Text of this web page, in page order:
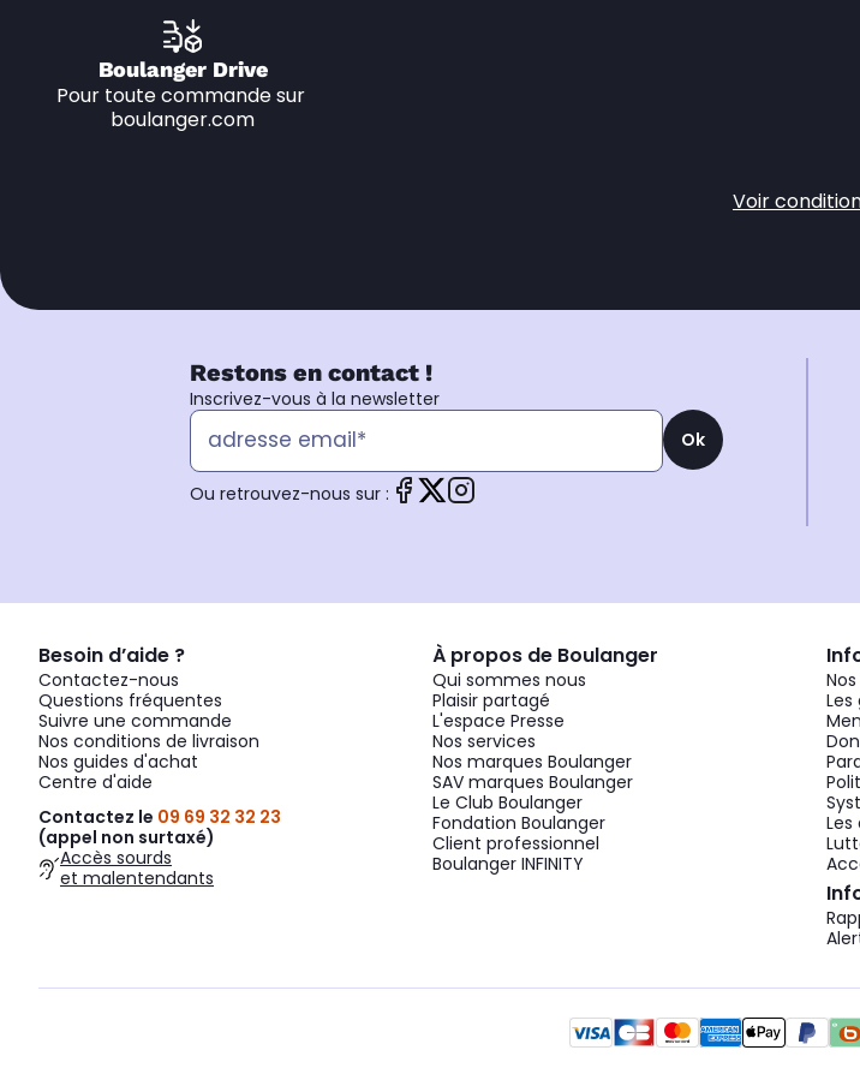
Boulanger Drive
Pour toute commande sur
boulanger.com
Voir
Restons en contact !
Inscrivez-vous à la newsletter
Ok
Ou retrouvez-nous sur :
Besoin d’aide ?
Contactez-nous
Questions fréquentes
Suivre une commande
Nos conditions de livraison
Nos guides d'achat
Centre d'aide
Contactez le 09 69 32 32 23
(appel non surtaxé)
Accès sourds
et malentendants
À propos de Boulanger
Qui sommes nous
Plaisir partagé
L'espace Presse
Nos services
Nos marques Boulanger
SAV marques Boulanger
Le Club Boulanger
Fondation Boulanger
Client professionnel
Boulanger INFINITY
Les